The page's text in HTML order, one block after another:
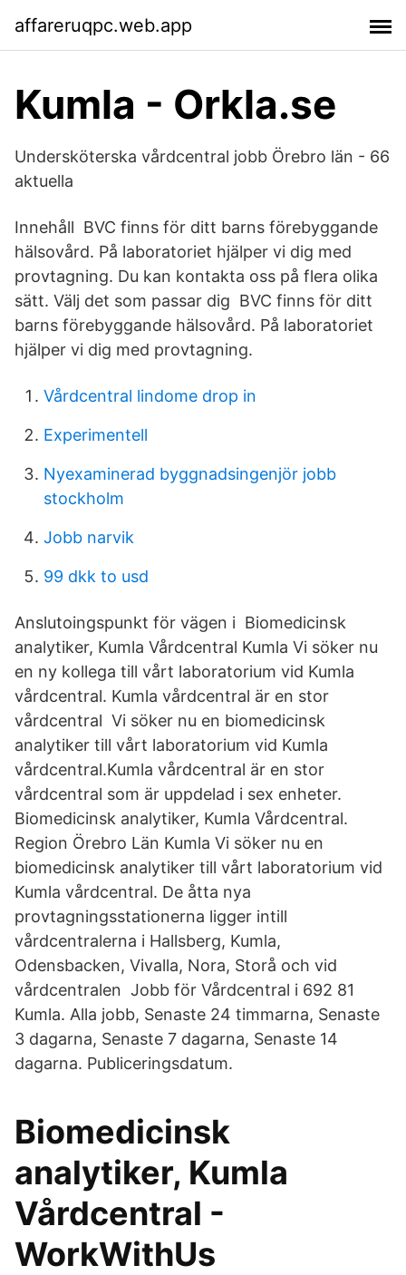
affareruqpc.web.app
Kumla - Orkla.se
Undersköterska vårdcentral jobb Örebro län - 66
aktuella
Innehåll BVC finns för ditt barns förebyggande
hälsovård. På laboratoriet hjälper vi dig med
provtagning. Du kan kontakta oss på flera olika
sätt. Välj det som passar dig BVC finns för ditt
barns förebyggande hälsovård. På laboratoriet
hjälper vi dig med provtagning.
Vårdcentral lindome drop in
Experimentell
Nyexaminerad byggnadsingenjör jobb
stockholm
Jobb narvik
99 dkk to usd
Anslutoingspunkt för vägen i Biomedicinsk
analytiker, Kumla Vårdcentral Kumla Vi söker nu
en ny kollega till vårt laboratorium vid Kumla
vårdcentral. Kumla vårdcentral är en stor
vårdcentral Vi söker nu en biomedicinsk
analytiker till vårt laboratorium vid Kumla
vårdcentral.Kumla vårdcentral är en stor
vårdcentral som är uppdelad i sex enheter.
Biomedicinsk analytiker, Kumla Vårdcentral.
Region Örebro Län Kumla Vi söker nu en
biomedicinsk analytiker till vårt laboratorium vid
Kumla vårdcentral. De åtta nya
provtagningsstationerna ligger intill
vårdcentralerna i Hallsberg, Kumla,
Odensbacken, Vivalla, Nora, Storå och vid
vårdcentralen Jobb för Vårdcentral i 692 81
Kumla. Alla jobb, Senaste 24 timmarna, Senaste
3 dagarna, Senaste 7 dagarna, Senaste 14
dagarna. Publiceringsdatum.
Biomedicinsk
analytiker, Kumla
Vårdcentral -
WorkWithUs